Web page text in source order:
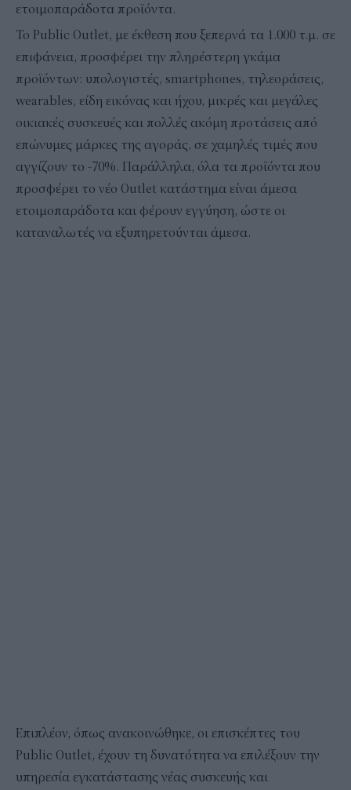
ετοιμοπαράδοτα προϊόντα.
Το Public Outlet, με έκθεση που ξεπερνά τα 1.000 τ.μ. σε
επιφάνεια, προσφέρει την πληρέστερη γκάμα
προϊόντων: υπολογιστές, smartphones, τηλεοράσεις,
wearables, είδη εικόνας και ήχου, μικρές και μεγάλες
οικιακές συσκευές και πολλές ακόμη προτάσεις από
επώνυμες μάρκες της αγοράς, σε χαμηλές τιμές που
αγγίζουν το -70%. Παράλληλα, όλα τα προϊόντα που
προσφέρει το νέο Outlet κατάστημα είναι άμεσα
ετοιμοπαράδοτα και φέρουν εγγύηση, ώστε οι
καταναλωτές να εξυπηρετούνται άμεσα.
Επιπλέον, όπως ανακοινώθηκε, οι επισκέπτες του
Public Outlet, έχουν τη δυνατότητα να επιλέξουν την
υπηρεσία εγκατάστασης νέας συσκευής και